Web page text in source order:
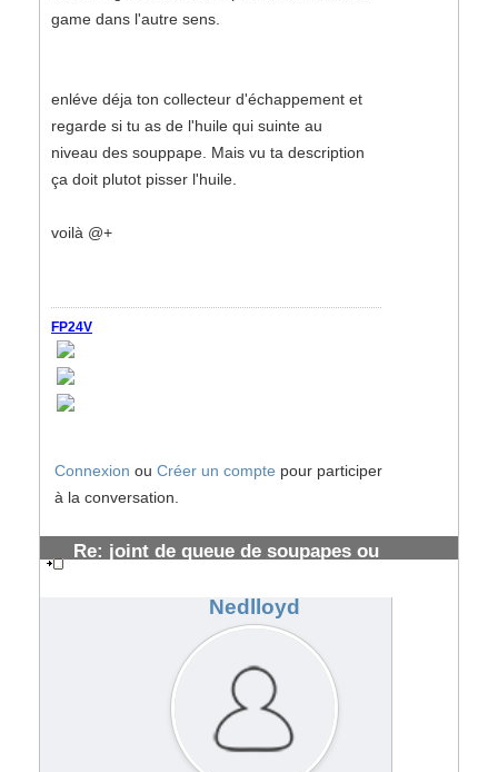
game dans l'autre sens.
enléve déja ton collecteur d'échappement et
regarde si tu as de l'huile qui suinte au
niveau des souppape. Mais vu ta description
ça doit plutot pisser l'huile.
voilà @+
FP24V
Connexion ou Créer un compte pour participer
à la conversation.
Re: joint de queue de soupapes ou
Nedlloyd